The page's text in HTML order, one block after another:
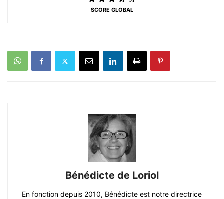
SCORE GLOBAL
Bénédicte de Loriol
En fonction depuis 2010, Bénédicte est notre directrice